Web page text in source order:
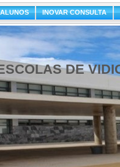
INOVAR CONSULTA
DE